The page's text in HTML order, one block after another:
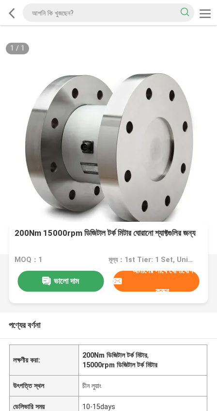
1 / 1
200Nm 15000rpm ডিজিটাল টর্ক মিটার ঘোরানো শ্যাফ্টগুলির জন্য
MOQ：1 মূল্য：1st Tier: 1 Set, Unit Price USD 3.00 2nd Tier: 2-5 Sets, Unit Price USD 2.00 3rd Tier: Over 5 Sets, Unit Price USD 1.00
ভালো দাম
আমাদের সাথে যোগাযোগ
করুন
পণ্যের বর্ণনা
লক্ষণীয় করা:
200Nm ডিজিটাল টর্ক মিটার,
15000rpm ডিজিটাল টর্ক মিটার
উৎপত্তি স্থল চীন লুয়াং
ডেলিভারি সময় 10-15days